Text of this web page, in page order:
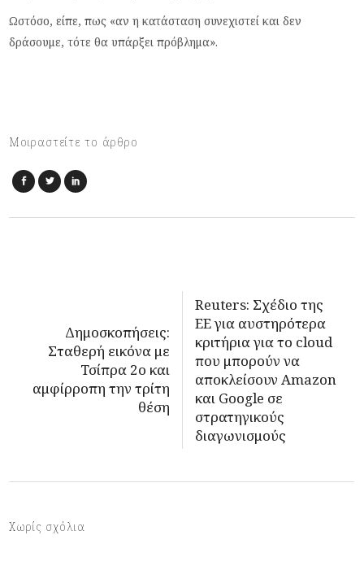
Ωστόσο, είπε, πως «αν η κατάσταση συνεχιστεί και δεν
δράσουμε, τότε θα υπάρξει πρόβλημα».
Μοιραστείτε το άρθρο
Δημοσκοπήσεις:
Σταθερή εικόνα με
Τσίπρα 2ο και
αμφίρροπη την τρίτη
θέση
Reuters: Σχέδιο της
ΕΕ για αυστηρότερα
κριτήρια για το cloud
που μπορούν να
αποκλείσουν Amazon
και Google σε
στρατηγικούς
διαγωνισμούς
Χωρίς σχόλια